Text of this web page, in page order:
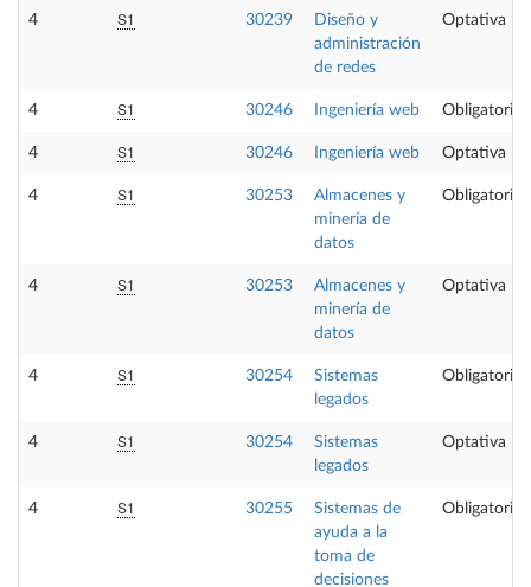
4 S1 30239
Diseño y
administración
de redes
Optativa
4 S1 30246 Ingeniería web Obligatoria
4 S1 30246 Ingeniería web Optativa
4 S1 30253
Almacenes y
minería de
datos
Obligatoria
4 S1 30253
Almacenes y
minería de
datos
Optativa
4 S1 30254
Sistemas
legados
Obligatoria
4 S1 30254
Sistemas
legados
Optativa
4 S1 30255
Sistemas de
ayuda a la
toma de
decisiones
Obligatoria